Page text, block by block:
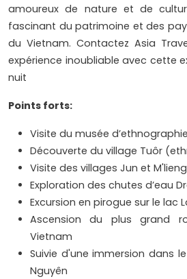
amoureux de nature et de
fascinant du patrimoine et des
du Vietnam. Contactez Asia
expérience inoubliable avec cette
nuit
Points forts:
Visite du musée
Découverte du village Tuôr
Visite des villages Jun et
Exploration des chutes d’eau
Excursion en pirogue sur le lac
Ascension du plus grand
Vietnam
Suivie d'une immersion dans
Nguyên